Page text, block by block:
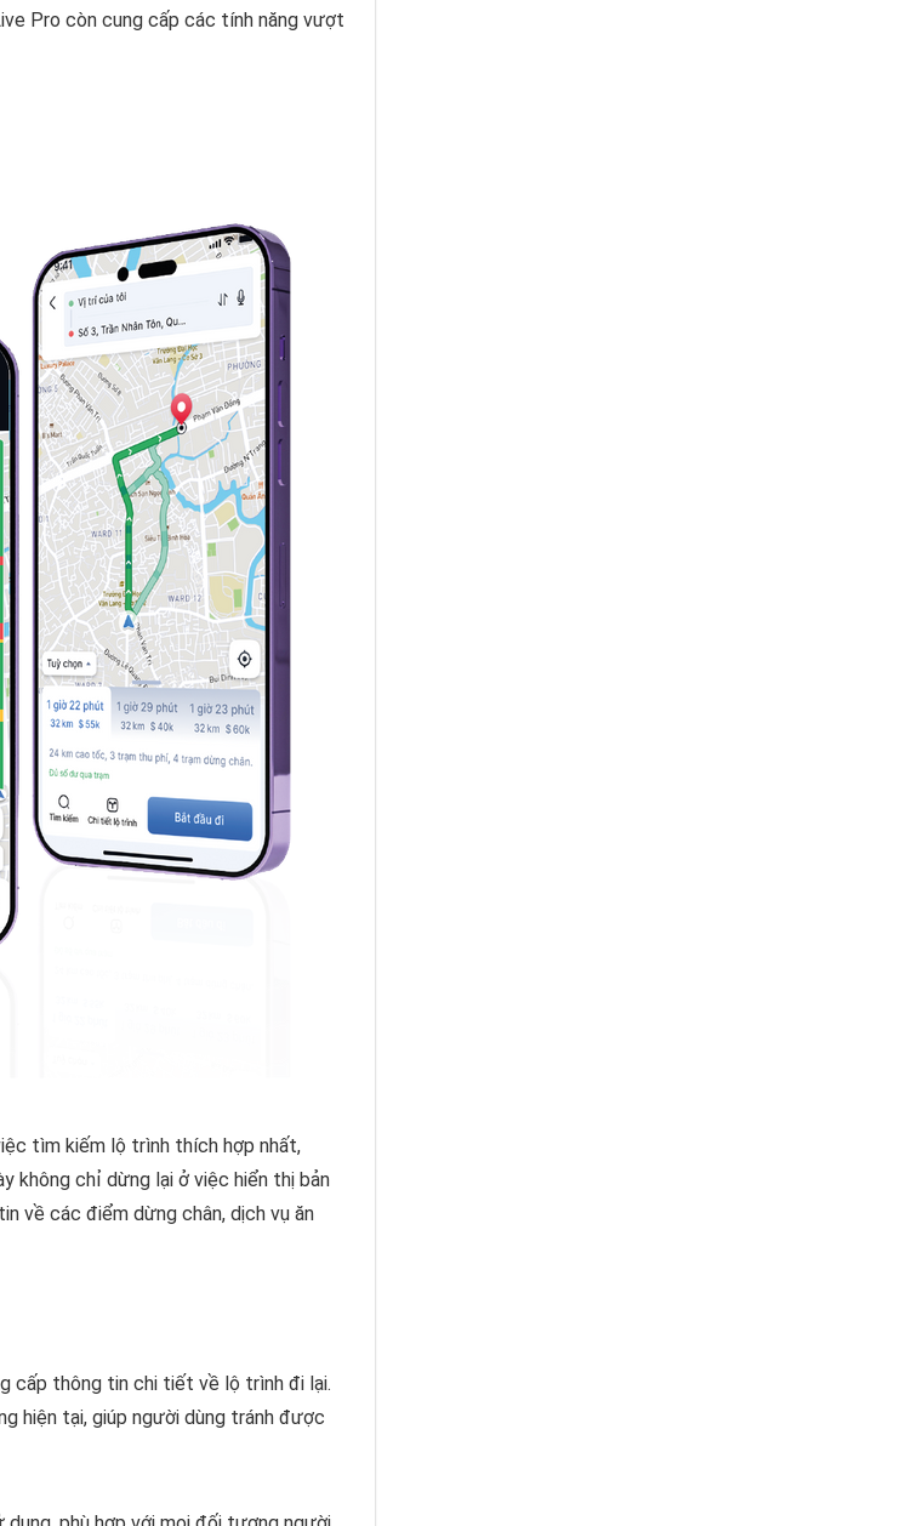
Pro còn cung cấp các tính năng vượt
tìm kiếm lộ trình thích hợp nhất,
không chỉ dừng lại ở việc hiển thị bản
về các điểm dừng chân, dịch vụ ăn
cấp thông tin chi tiết về lộ trình đi lại.
hiện tại, giúp người dùng tránh được